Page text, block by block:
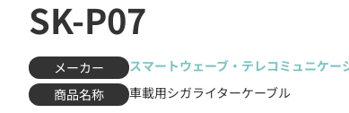
SK-P07
メーカー
スマートウェーブ・テレコミュニケ
商品名称
車載用シガライターケーブル